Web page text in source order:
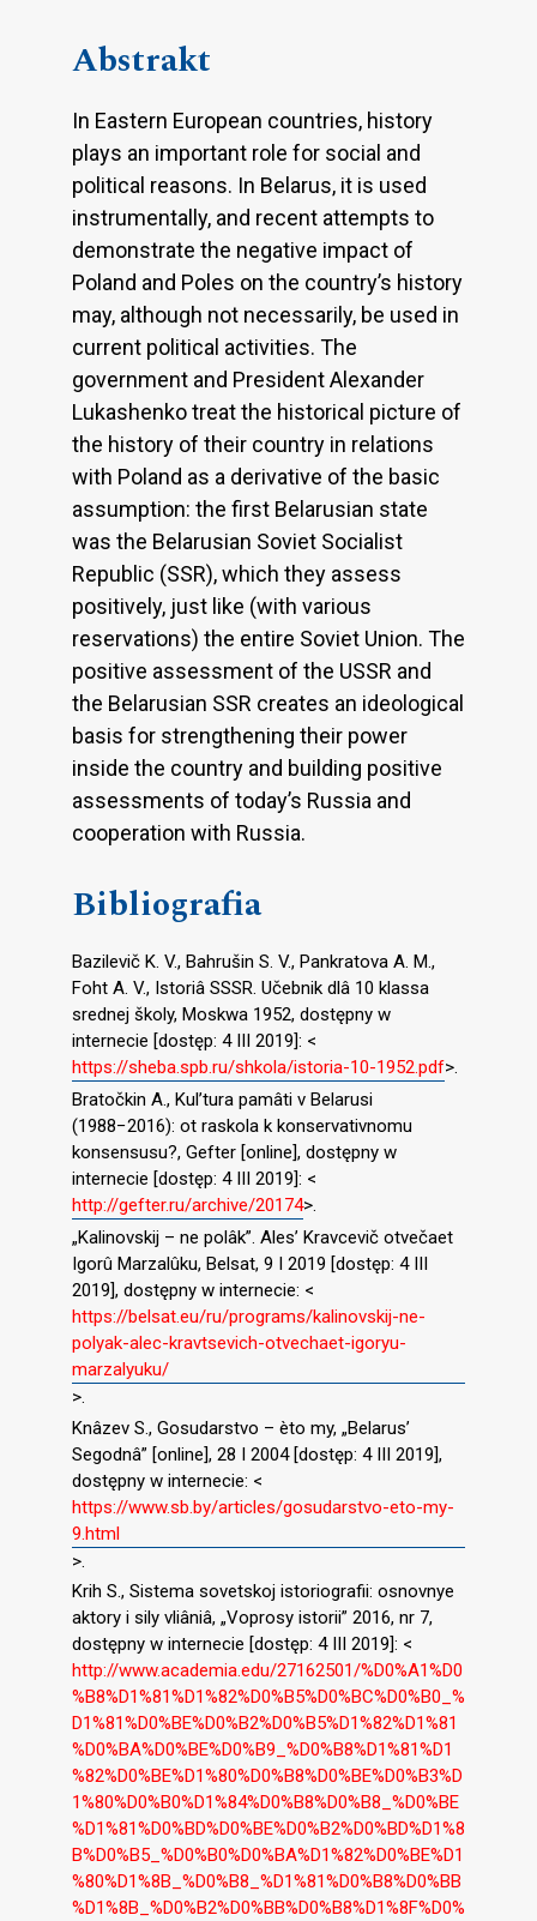
Abstrakt
In Eastern European countries, history
plays an important role for social and
political reasons. In Belarus, it is used
instrumentally, and recent attempts to
demonstrate the negative impact of
Poland and Poles on the country’s history
may, although not necessarily, be used in
current political activities. The
government and President Alexander
Lukashenko treat the historical picture of
the history of their country in relations
with Poland as a derivative of the basic
assumption: the first Belarusian state
was the Belarusian Soviet Socialist
Republic (SSR), which they assess
positively, just like (with various
reservations) the entire Soviet Union. The
positive assessment of the USSR and
the Belarusian SSR creates an ideological
basis for strengthening their power
inside the country and building positive
assessments of today’s Russia and
cooperation with Russia.
Bibliografia
Bazilevič K. V., Bahrušin S. V., Pankratova A. M.,
Foht A. V., Istoriâ SSSR. Učebnik dlâ 10 klassa
srednej školy, Moskwa 1952, dostępny w
internecie [dostęp: 4 III 2019]: <
https://sheba.spb.ru/shkola/istoria-10-1952.pdf>.
Bratočkin A., Kul’tura pamâti v Belarusi
(1988−2016): ot raskola k konservativnomu
konsensusu?, Gefter [online], dostępny w
internecie [dostęp: 4 III 2019]: <
http://gefter.ru/archive/20174>.
„Kalinovskij – ne polâk”. Ales’ Kravcevič otvečaet
Igorû Marzalûku, Belsat, 9 I 2019 [dostęp: 4 III
2019], dostępny w internecie: <
https://belsat.eu/ru/programs/kalinovskij-ne-
polyak-alec-kravtsevich-otvechaet-igoryu-
marzalyuku/
>.
Knâzev S., Gosudarstvo – èto my, „Belarus’
Segodnâ” [online], 28 I 2004 [dostęp: 4 III 2019],
dostępny w internecie: <
https://www.sb.by/articles/gosudarstvo-eto-my-
9.html
>.
Krih S., Sistema sovetskoj istoriografii: osnovnye
aktory i sily vliâniâ, „Voprosy istorii” 2016, nr 7,
dostępny w internecie [dostęp: 4 III 2019]: <
http://www.academia.edu/27162501/%D0%A1%D0
%B8%D1%81%D1%82%D0%B5%D0%BC%D0%B0_%
D1%81%D0%BE%D0%B2%D0%B5%D1%82%D1%81
%D0%BA%D0%BE%D0%B9_%D0%B8%D1%81%D1
%82%D0%BE%D1%80%D0%B8%D0%BE%D0%B3%D
1%80%D0%B0%D1%84%D0%B8%D0%B8_%D0%BE
%D1%81%D0%BD%D0%BE%D0%B2%D0%BD%D1%8
B%D0%B5_%D0%B0%D0%BA%D1%82%D0%BE%D1
%80%D1%8B_%D0%B8_%D1%81%D0%B8%D0%BB
%D1%8B_%D0%B2%D0%BB%D0%B8%D1%8F%D0%